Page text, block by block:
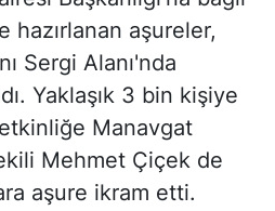
hazırlanan aşureler,
Sergi Alanı'nda
Yaklaşık 3 bin kişiye
Manavgat
Mehmet Çiçek de
aşure ikram etti.